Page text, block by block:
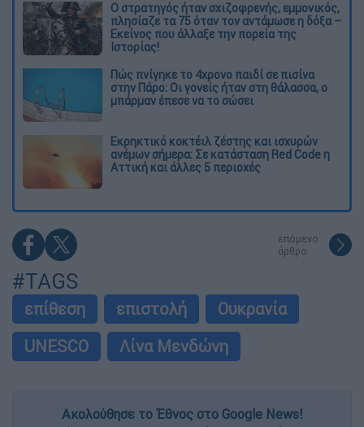
O στρατηγός ήταν σχιζοφρενής, εμμονικός,
πλησίαζε τα 75 όταν τον αντάμωσε η δόξα –
Εκείνος που άλλαξε την πορεία της
Ιστορίας!
Πώς πνίγηκε το 4χρονο παιδί σε πισίνα
στην Πάρο: Οι γονείς ήταν στη θάλασσα, ο
μπάρμαν έπεσε να το σώσει
Εκρηκτικό κοκτέιλ ζέστης και ισχυρών
ανέμων σήμερα: Σε κατάσταση Red Code η
Αττική και άλλες 5 περιοχές
επόμενο
άρθρο
#TAGS
επίθεση επιστολή
Ουκρανία
UNESCO
Λίνα Μενδώνη
Ακολούθησε το Έθνος στο Google News!